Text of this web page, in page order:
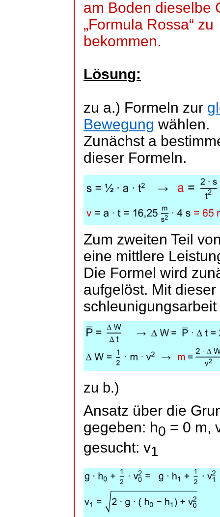
am Boden dieselbe
„Formula Rossa“ zu
bekommen.
Lösung:
zu a.) Formeln zur
Bewegung wählen.
Zunächst a
dieser Formeln.
Zum zweiten Teil
eine mittlere
Die Formel wird
aufgelöst. Mit dieser
schleunigungsarbeit
zu b.)
Ansatz über die
gegeben: h0 = 0 m,
gesucht: v1